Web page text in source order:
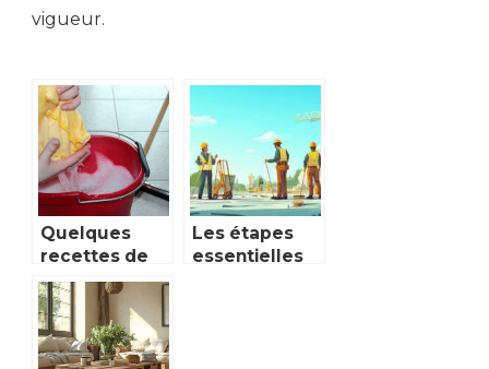
vigueur.
Quelques
recettes de
produits
d’entretien de
la maison
Les étapes
essentielles